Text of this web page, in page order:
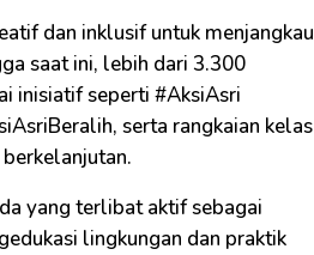
dan inklusif untuk menjangkau
saat ini, lebih dari 3.300
inisiatif seperti #AksiAsri
serta rangkaian kelas
yang terlibat aktif sebagai
lingkungan dan praktik